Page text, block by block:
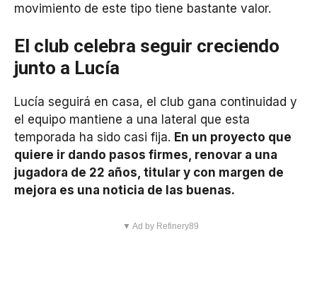
movimiento de este tipo tiene bastante valor.
El club celebra seguir creciendo
junto a Lucía
Lucía seguirá en casa, el club gana continuidad y
el equipo mantiene a una lateral que esta
temporada ha sido casi fija. En un proyecto que
quiere ir dando pasos firmes, renovar a una
jugadora de 22 años, titular y con margen de
mejora es una noticia de las buenas.
▼ Ad by Refinery89